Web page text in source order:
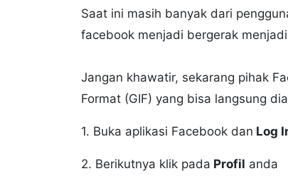
Saat ini masih banyak dari
facebook menjadi bergerak
Jangan khawatir, sekarang pihak
Format (GIF) yang bisa langsung
1. Buka aplikasi Facebook dan Log
2. Berikutnya klik pada Profil anda